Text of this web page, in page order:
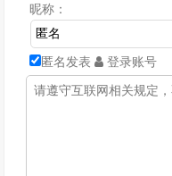
昵称：
匿名发表 登录账号